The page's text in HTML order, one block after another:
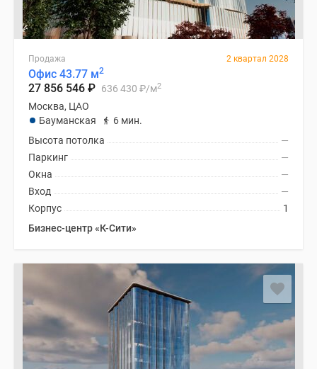
Продажа 2 квартал 2028
Офис 43.77 м2
27 856 546 ₽ 636 430 ₽/м2
Москва, ЦАО
Бауманская
6 мин.
—
Высота потолка
—
Паркинг
—
Окна
—
Вход
1
Корпус
Бизнес-центр «К-Сити»